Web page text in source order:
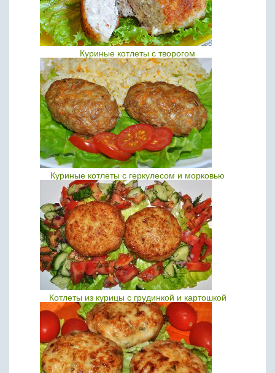
Куриные котлеты с творогом
Куриные котлеты с геркулесом и морковью
Котлеты из курицы с грудинкой и картошкой